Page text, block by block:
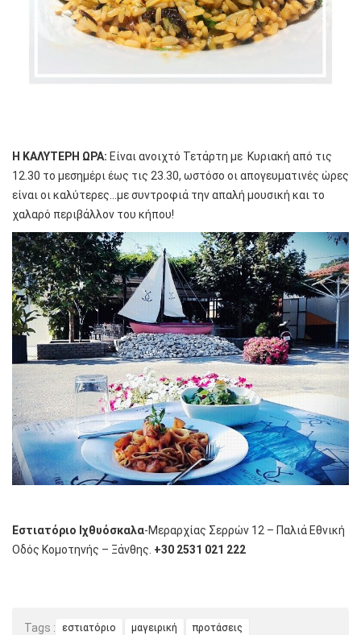
Η ΚΑΛΥΤΕΡΗ ΩΡΑ: Είναι ανοιχτό Τετάρτη με Κυριακή από τις
12.30 το μεσημέρι έως τις 23.30, ωστόσο οι απογευματινές ώρες
είναι οι καλύτερες…με συντροφιά την απαλή μουσική και το
χαλαρό περιβάλλον του κήπου!
Εστιατόριο Ιχθυόσκαλα-Μεραρχίας Σερρών 12 – Παλιά Εθνική
Οδός Κομοτηνής – Ξάνθης. +30 2531 021 222
Tags : εστιατόριο μαγειρική προτάσεις